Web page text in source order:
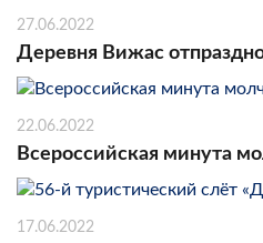
27.06.2022
Деревня Вижас
22.06.2022
Всероссийская минута
17.06.2022